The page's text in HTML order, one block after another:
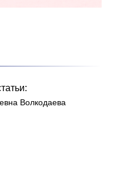
Волкодаева